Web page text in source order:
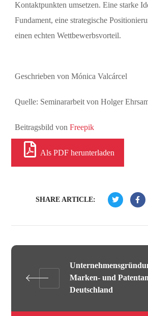
Kontaktpunkten umsetzen. Eine starke
Fundament, eine strategische
einen echten Wettbewerbsvorteil.
Geschrieben von Mónica Valcárcel
Quelle: Seminararbeit von Holger
Beitragsbild vonFreepik
Als PDF herunterladen
SHARE ARTICLE:
Marken- und
Deutschland